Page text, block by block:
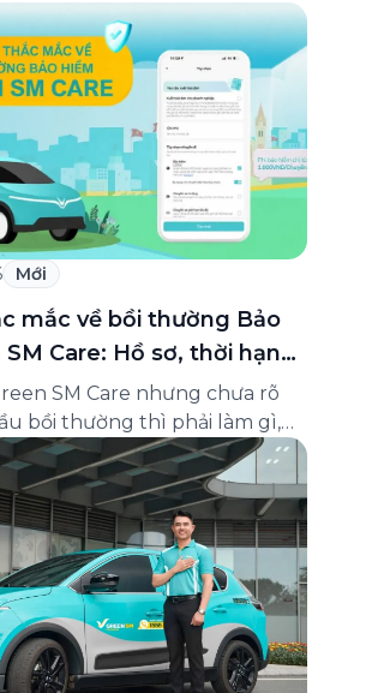
lớn nhất Việt Nam, lọt Top 30
lớn nhất Đông Nam Á theo
của Tạp chí Fortune (Mỹ).
33 năm thành lập (8/8/1993
Green SM trân […]
Mới
mắc về bồi thường Bảo
SM Care: Hồ sơ, thời hạn
hệ hỗ trợ
SM Care nhưng chưa rõ
bồi thường thì phải làm gì,
giấy chứng nhận bảo hiểm
viết này tổng hợp đầy đủ các
gặp nhất về quy trình bồi
trợ của Green […]